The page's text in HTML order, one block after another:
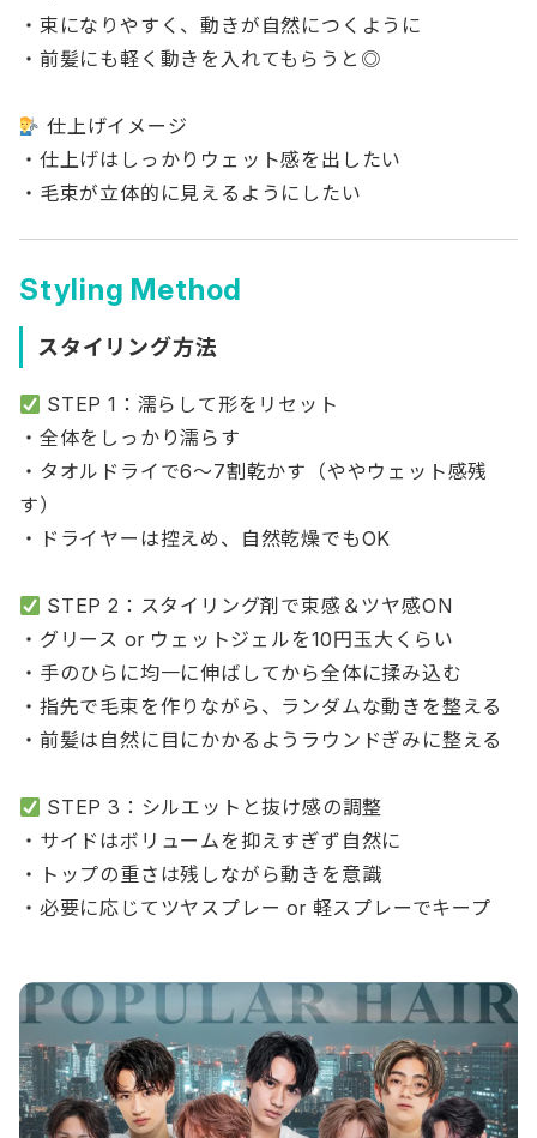
・束になりやすく、動きが自然につくように
・前髪にも軽く動きを入れてもらうと◎
仕上げイメージ
・仕上げはしっかりウェット感を出したい
・毛束が立体的に見えるようにしたい
Styling Method
スタイリング方法
STEP 1：濡らして形をリセット
・全体をしっかり濡らす
・タオルドライで6〜7割乾かす（ややウェット感残
す）
・ドライヤーは控えめ、自然乾燥でもOK
STEP 2：スタイリング剤で束感＆ツヤ感ON
・グリース or ウェットジェルを10円玉大くらい
・手のひらに均一に伸ばしてから全体に揉み込む
・指先で毛束を作りながら、ランダムな動きを整える
・前髪は自然に目にかかるようラウンドぎみに整える
STEP 3：シルエットと抜け感の調整
・サイドはボリュームを抑えすぎず自然に
・トップの重さは残しながら動きを意識
・必要に応じてツヤスプレー or 軽スプレーでキープ